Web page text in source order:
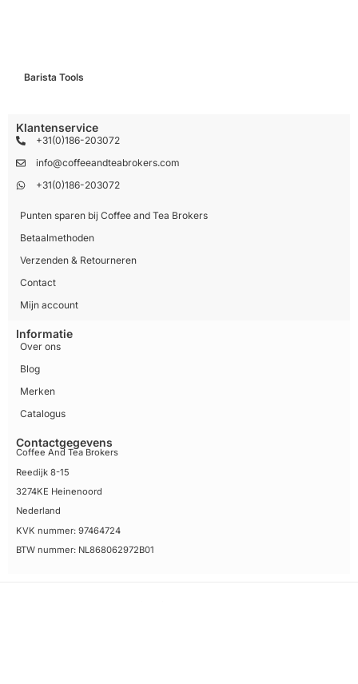
Barista Tools
Klantenservice
+31(0)186-203072
info@coffeeandteabrokers.com
+31(0)186-203072
Punten sparen bij Coffee and Tea Brokers
Betaalmethoden
Verzenden & Retourneren
Contact
Mijn account
Informatie
Over ons
Blog
Merken
Catalogus
Contactgegevens
Coffee And Tea Brokers
Reedijk 8-15
3274KE Heinenoord
Nederland
KVK nummer: 97464724
BTW nummer: NL868062972B01